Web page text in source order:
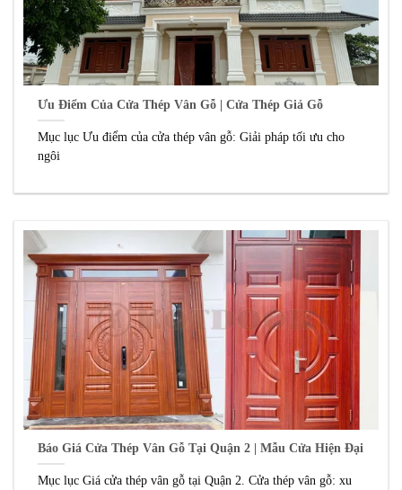
Ưu Điểm Của Cửa Thép Vân Gỗ | Cửa Thép Giả Gỗ
Mục lục Ưu điểm của cửa thép vân gỗ: Giải pháp tối ưu cho
ngôi
Báo Giá Cửa Thép Vân Gỗ Tại Quận 2 | Mẫu Cửa Hiện Đại
Mục lục Giá cửa thép vân gỗ tại Quận 2. Cửa thép vân gỗ: xu